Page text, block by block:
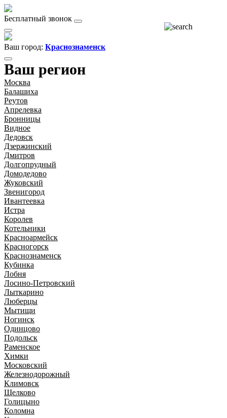
Бесплатный звонок
Ваш город: Краснознаменск
Ваш регион
Москва
Балашиха
Реутов
Апрелевка
Бронницы
Видное
Дедовск
Дзержинский
Дмитров
Долгопрудный
Домодедово
Жуковский
Звенигород
Ивантеевка
Истра
Королев
Котельники
Красноармейск
Красногорск
Краснознаменск
Кубинка
Лобня
Лосино-Петровский
Лыткарино
Люберцы
Мытищи
Ногинск
Одинцово
Подольск
Раменское
Химки
Московский
Железнодорожный
Климовск
Щелково
Голицыно
Коломна